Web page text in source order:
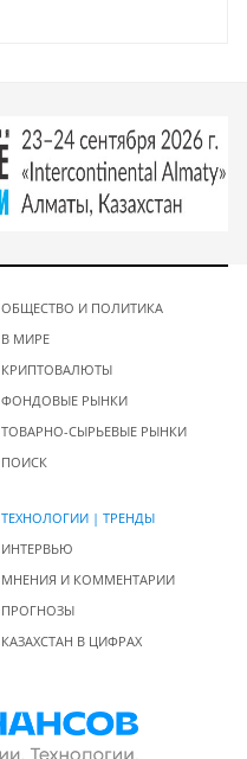
ОБЩЕСТВО И ПОЛИТИКА
В МИРЕ
КРИПТОВАЛЮТЫ
ФОНДОВЫЕ РЫНКИ
ТОВАРНО-СЫРЬЕВЫЕ РЫНКИ
ПОИСК
ТЕХНОЛОГИИ | ТРЕНДЫ
ИНТЕРВЬЮ
МНЕНИЯ И КОММЕНТАРИИ
ПРОГНОЗЫ
КАЗАХСТАН В ЦИФРАХ